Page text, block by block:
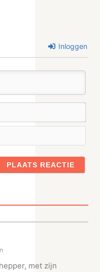
Inloggen
met zijn